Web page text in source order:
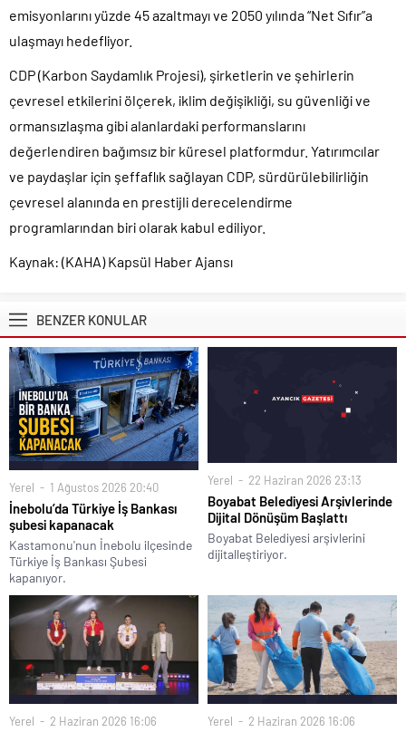
emisyonlarını yüzde 45 azaltmayı ve 2050 yılında “Net Sıfır”a
ulaşmayı hedefliyor.
CDP (Karbon Saydamlık Projesi), şirketlerin ve şehirlerin
çevresel etkilerini ölçerek, iklim değişikliği, su güvenliği ve
ormansızlaşma gibi alanlardaki performanslarını
değerlendiren bağımsız bir küresel platformdur. Yatırımcılar
ve paydaşlar için şeffaflık sağlayan CDP, sürdürülebilirliğin
çevresel alanında en prestijli derecelendirme
programlarından biri olarak kabul ediliyor.
Kaynak: (KAHA) Kapsül Haber Ajansı
BENZER KONULAR
Yerel 1 Ağustos 2026 20:40
İnebolu’da Türkiye İş Bankası
şubesi kapanacak
Kastamonu'nun İnebolu ilçesinde
Türkiye İş Bankası Şubesi
kapanıyor.
Yerel 22 Haziran 2026 23:13
Boyabat Belediyesi Arşivlerinde
Dijital Dönüşüm Başlattı
Boyabat Belediyesi arşivlerini
dijitalleştiriyor.
Yerel 2 Haziran 2026 16:06 Yerel 2 Haziran 2026 16:06